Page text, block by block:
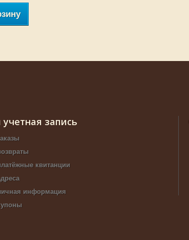
запись
квитанции
информация